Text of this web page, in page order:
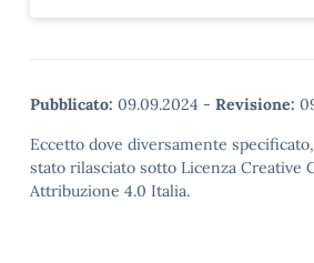
Pubblicato: 09.09.2024 - Revisione:
Eccetto dove diversamente
stato rilasciato sotto Licenza Creative
Attribuzione 4.0 Italia.